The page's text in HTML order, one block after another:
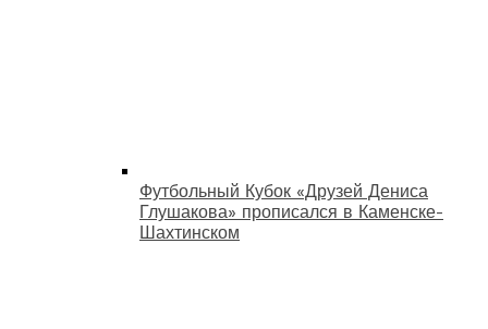
Футбольный Кубок «Друзей Дениса
Глушакова» прописался в Каменске-
Шахтинском